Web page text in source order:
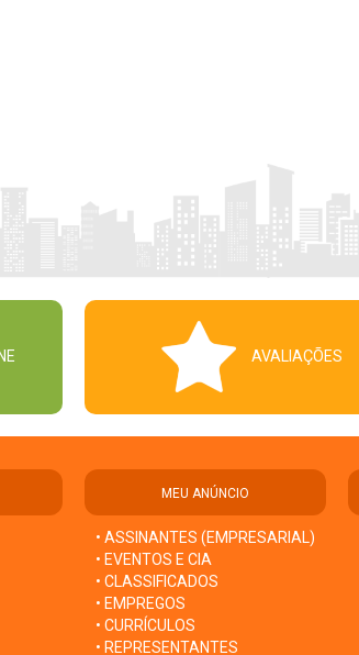
AVALIAÇÕES
MEU ANÚNCIO
• ASSINANTES (EMPRESARIAL)
• EVENTOS E CIA
• CLASSIFICADOS
• EMPREGOS
• CURRÍCULOS
• REPRESENTANTES